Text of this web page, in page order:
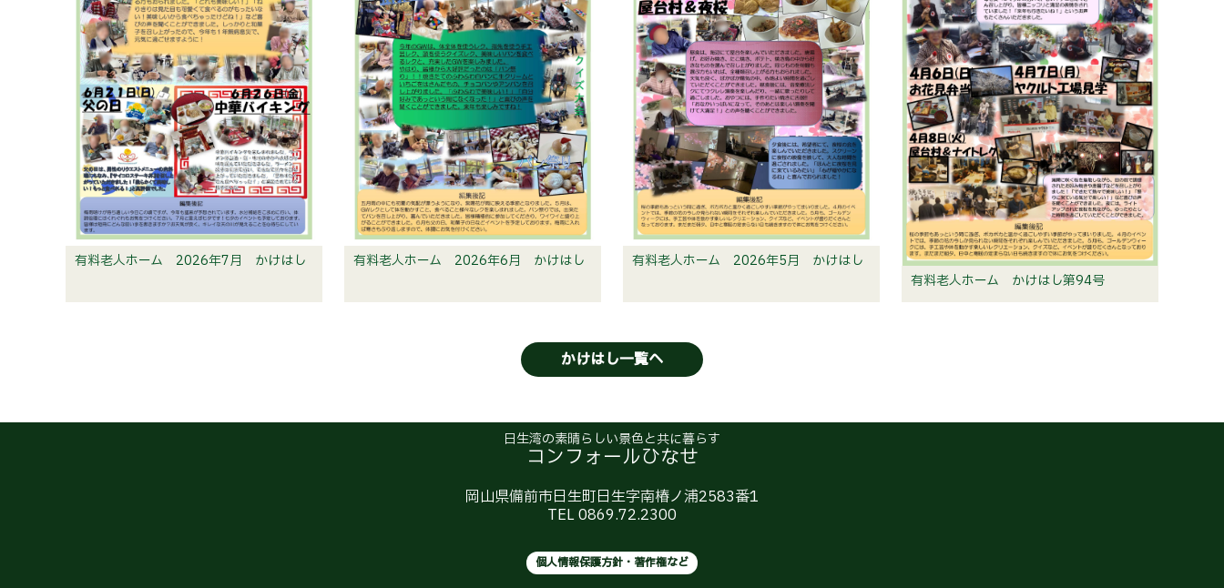
有料老人ホーム 2026年7月 かけはし 有料老人ホーム 2026年6月 かけはし
有料老人ホーム 2026年5月 かけはし
有料老人ホーム かけはし第94号
かけはし一覧へ
日生湾の素晴らしい景色と共に暮らす
コンフォールひなせ
岡山県備前市日生町日生字南椿ノ浦2583番1
TEL 0869.72.2300
個人情報保護方針・著作権など